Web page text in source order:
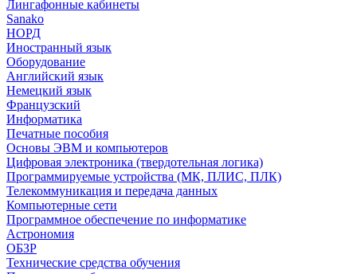
Лингафонные кабинеты
Sanako
НОРД
Иностранный язык
Оборудование
Английский язык
Немецкий язык
Французский
Информатика
Печатные пособия
Основы ЭВМ и компьютеров
Цифровая электроника (твердотельная логика)
Программируемые устройства (МК, ПЛИС, ПЛК)
Телекоммуникация и передача данных
Компьютерные сети
Программное обеспечение по информатике
Астрономия
ОБЗР
Технические средства обучения